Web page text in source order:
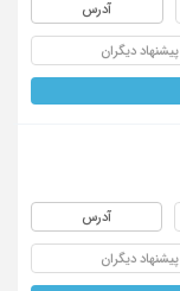
آدرس
پیشنهاد دیگران
آدرس
پیشنهاد دیگران